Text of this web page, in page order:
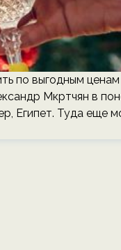
по выгодным
Мкртчян в
Египет. Туда еще